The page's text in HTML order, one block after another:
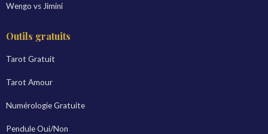
Wengo vs Jimini
Outils gratuits
Tarot Gratuit
Tarot Amour
Numérologie Gratuite
Pendule Oui/Non